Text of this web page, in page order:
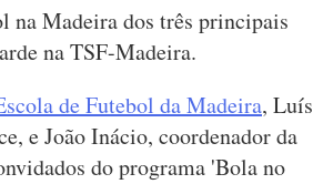
na Madeira dos três principais
na TSF-Madeira.
de Futebol da Madeira, Luís
e João Inácio, coordenador da
do programa 'Bola no